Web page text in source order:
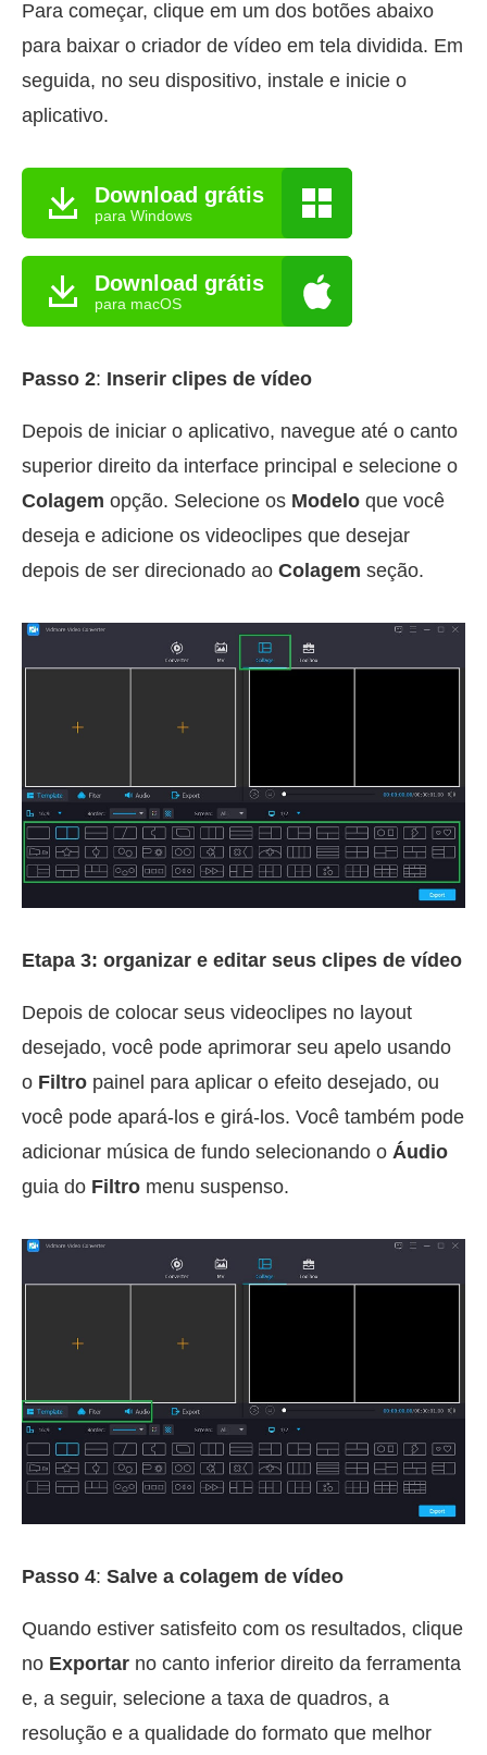
Para começar, clique em um dos botões abaixo
para baixar o criador de vídeo em tela dividida. Em
seguida, no seu dispositivo, instale e inicie o
aplicativo.
Download grátis
para Windows
Download grátis
para macOS
Passo 2: Inserir clipes de vídeo
Depois de iniciar o aplicativo, navegue até o canto
superior direito da interface principal e selecione o
Colagem opção. Selecione os Modelo que você
deseja e adicione os videoclipes que desejar
depois de ser direcionado ao Colagem seção.
Etapa 3: organizar e editar seus clipes de vídeo
Depois de colocar seus videoclipes no layout
desejado, você pode aprimorar seu apelo usando
o Filtro painel para aplicar o efeito desejado, ou
você pode apará-los e girá-los. Você também pode
adicionar música de fundo selecionando o Áudio
guia do Filtro menu suspenso.
Passo 4: Salve a colagem de vídeo
Quando estiver satisfeito com os resultados, clique
no Exportar no canto inferior direito da ferramenta
e, a seguir, selecione a taxa de quadros, a
resolução e a qualidade do formato que melhor